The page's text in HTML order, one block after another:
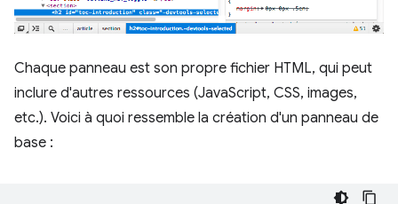
Chaque panneau est son propre fichier HTML, qui peut
inclure d'autres ressources (JavaScript, CSS, images,
etc.). Voici à quoi ressemble la création d'un panneau de
base :